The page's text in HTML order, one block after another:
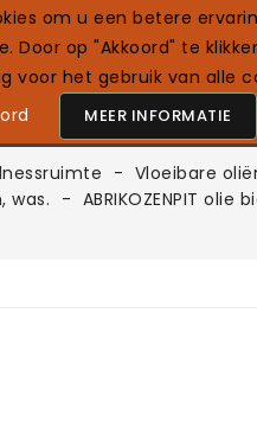
om u een betere
Door op "Akkoord" te
voor het gebruik van alle
MEER INFORMATIE
Vloeibare
was.
ABRIKOZENPIT olie